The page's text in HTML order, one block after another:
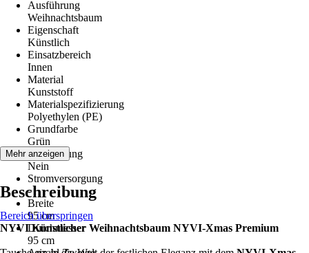
Ausführung
Weihnachtsbaum
Eigenschaft
Künstlich
Einsatzbereich
Innen
Material
Kunststoff
Materialspezifizierung
Polyethylen (PE)
Grundfarbe
Grün
Beleuchtung
Nein
Stromversorgung
-
Breite
95 cm
Durchmesser
95 cm
Mehr anzeigen
Beschreibung
Bereich überspringen
NYVI Künstlicher Weihnachtsbaum NYVI-Xmas Premium